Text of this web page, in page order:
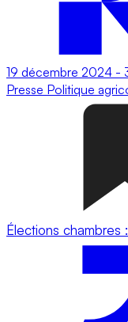
19 décembre 2024 -
Presse Politique
Élections chambres